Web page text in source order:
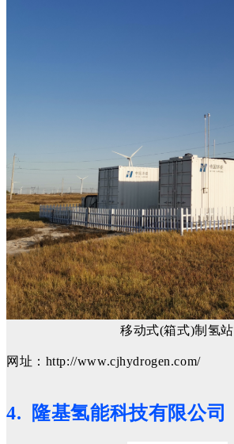
移动式(箱式)制氢站
网址：http://www.cjhydrogen.com/
4. 隆基氢能科技有限公司